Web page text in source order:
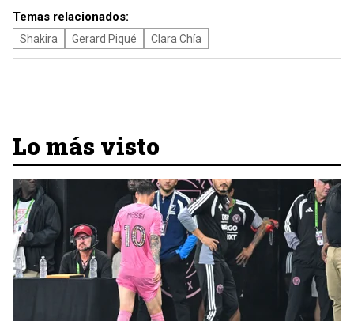
Temas relacionados:
Shakira Gerard Piqué Clara Chía
Lo más visto